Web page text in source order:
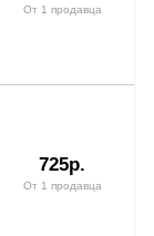
От 1 продавца
725р.
От 1 продавца